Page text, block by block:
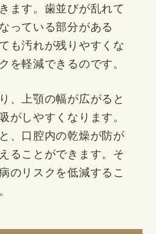
ます。歯並びが乱れて
っている部分がある
も汚れが残りやすくな
を軽減できるのです。
、上顎の幅が広がると
がしやすくなります。
、口腔内の乾燥が防が
ることができます。そ
のリスクを低減するこ